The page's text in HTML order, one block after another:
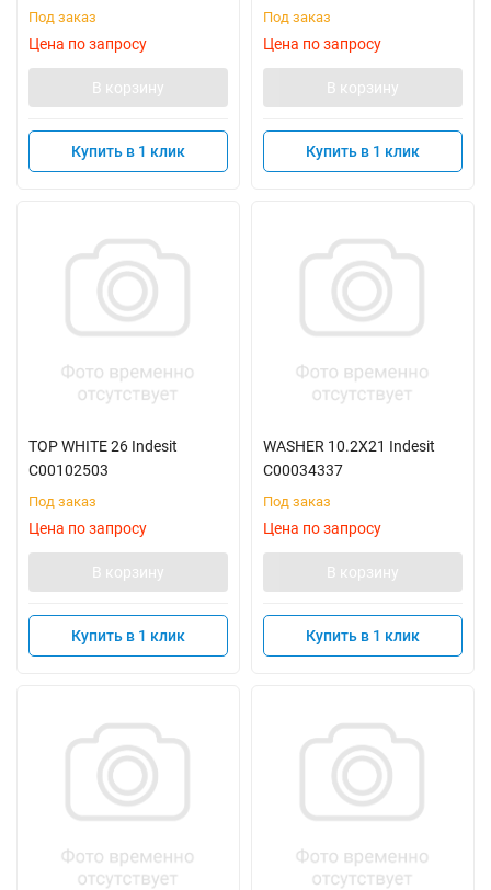
Под заказ
Цена по запросу
В корзину
Купить в 1 клик
Под заказ
Цена по запросу
В корзину
Купить в 1 клик
TOP WHITE 26 Indesit
C00102503
Под заказ
Цена по запросу
В корзину
Купить в 1 клик
WASHER 10.2Х21 Indesit
C00034337
Под заказ
Цена по запросу
В корзину
Купить в 1 клик